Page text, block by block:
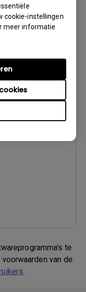
cookie-instellingen
meer informatie
te
van de
.